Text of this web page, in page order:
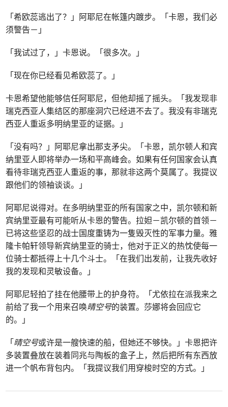
「希欧蕊逃出了？」阿耶尼在帐篷内踱步。「卡恩，我们必
须警告－」
「我试过了，」卡恩说。「很多次。」
「现在你已经看见希欧蕊了。」
卡恩希望他能够信任阿耶尼，但他却摇了摇头。「我发现非
瑞克西亚人集结区的那座洞穴已经进不去了。我没有非瑞克
西亚人重返多明纳里亚的证据。」
「没有吗？」阿耶尼拿出那支矛尖。「卡恩，凯尔顿人和宾
纳里亚人即将举办一场和平高峰会。如果有任何国家会认真
看待非瑞克西亚人重返的事，那就非这两个莫属了。我提议
跟他们的领袖谈谈。」
阿耶尼说得对。在多明纳里亚的所有国家之中，凯尔顿和新
宾纳里亚最有可能听从卡恩的警告。拉妲－凯尔顿的首领－
已将这些坚忍的战士国度重铸为一隻毁灭性的军事力量。雅
隆卡帕轩领导新宾纳里亚的骑士，他对于正义的热忱使每一
位骑士都抵得上十几个斗士。「在我们出发前，让我先收好
我的发现和灵敏设备。」
阿耶尼轻拍了挂在他腰带上的护身符。「尤依拉在派我来之
前给了我一个用来召唤晴空号的装置。莎娜将会回应它
的。」
「晴空号或许是一艘快速的船，但她还不够快。」卡恩把许
多装置叠放在装着同兆与陶板的盒子上，然后把所有东西放
进一个帆布背包内。「我提议我们用穿梭时空的方式。」